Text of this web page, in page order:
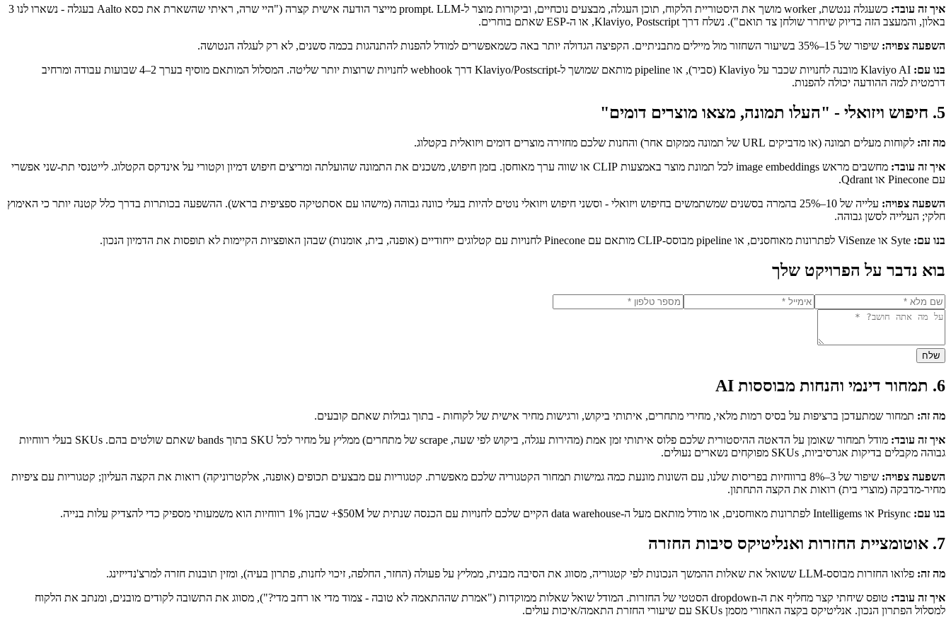
איך זה עובד:
כשעגלה ננטשת, worker מושך את היסטוריית הלקוח, תוכן העגלה, מבצעים נוכחיים, וביקורות מוצר ל-prompt. LLM מייצר הודעה אישית קצרה ("היי שרה, ראיתי שהשארת את כסא Aalto בעגלה - נשארו לנו 3
באלון, והמעצב הזה בדיוק שיחרר שולחן צד תואם"). נשלח דרך Klaviyo, Postscript, או ה-ESP שאתם בוחרים.
השפעה צפויה: שיפור של 15–35% בשיעור השחזור מול מיילים מתבניתיים. הקפיצה הגדולה יותר באה כשמאפשרים למודל להפנות להתנהגות בכמה סשנים, לא רק לעגלה הנטושה.
בנו עם:
Klaviyo AI מובנה לחנויות שכבר על Klaviyo (סביר), או pipeline מותאם שמושך ל-Klaviyo/Postscript דרך webhook לחנויות שרוצות יותר שליטה. המסלול המותאם מוסיף בערך 2–4 שבועות עבודה ומרחיב
דרמטית למה ההודעה יכולה להפנות.
5. חיפוש ויזואלי - "העלו תמונה, מצאו מוצרים דומים"
מה זה: לקוחות מעלים תמונה (או מדביקים URL של תמונה ממקום אחר) והחנות שלכם מחזירה מוצרים דומים ויזואלית בקטלוג.
איך זה עובד:
מחשבים מראש image embeddings לכל תמונת מוצר באמצעות CLIP או שווה ערך מאוחסן. בזמן חיפוש, משכנים את התמונה שהועלתה ומריצים חיפוש דמיון וקטורי על אינדקס הקטלוג. לייטנסי תת-שני אפשרי
עם Pinecone או Qdrant.
השפעה צפויה:
עלייה של 10–25% בהמרה בסשנים שמשתמשים בחיפוש ויזואלי - וסשני חיפוש ויזואלי נוטים להיות בעלי כוונה גבוהה (מישהו עם אסתטיקה ספציפית בראש). ההשפעה בכותרות בדרך כלל קטנה יותר כי האימוץ
חלקי; העלייה לסשן גבוהה.
בנו עם:
בוא נדבר על הפרויקט שלך
שלח
6. תמחור דינמי והנחות מבוססות AI
מה זה: תמחור שמתעדכן ברציפות על בסיס רמות מלאי, מחירי מתחרים, איתותי ביקוש, ורגישות מחיר אישית של לקוחות - בתוך גבולות שאתם קובעים.
איך זה עובד:
מודל תמחור שאומן על הדאטה ההיסטורית שלכם פלוס איתותי זמן אמת (מהירות עגלה, ביקוש לפי שעה, scrape של מתחרים) ממליץ על מחיר לכל SKU בתוך bands שאתם שולטים בהם. SKUs בעלי רווחיות
גבוהה מקבלים בדיקות אגרסיביות, SKUs מפוקחים נשארים נעולים.
השפעה צפויה:
שיפור של 3–8% ברווחיות בפריסות שלנו, עם השונות מונעת כמה גמישות תמחור הקטגוריה שלכם מאפשרת. קטגוריות עם מבצעים תכופים (אופנה, אלקטרוניקה) רואות את הקצה העליון; קטגוריות עם ציפיות
מחיר-מדבקה (מוצרי בית) רואות את הקצה התחתון.
בנו עם:
7. אוטומציית החזרות ואנליטיקס סיבות החזרה
מה זה: פלואו החזרות מבוסס-LLM ששואל את שאלות ההמשך הנכונות לפי קטגוריה, מסווג את הסיבה מבנית, ממליץ על פעולה (החזר, החלפה, זיכוי לחנות, פתרון בעיה), ומזין תובנות חזרה למרצ'נדייזינג.
איך זה עובד:
טופס שיחתי קצר מחליף את ה-dropdown הסטטי של החזרות. המודל שואל שאלות ממוקדות ("אמרת שההתאמה לא טובה - צמוד מדי או רחב מדי?"), מסווג את התשובה לקודים מובנים, ומנתב את הלקוח
למסלול הפתרון הנכון. אנליטיקס בקצה האחורי מסמן SKUs עם שיעורי החזרת התאמה/איכות עולים.